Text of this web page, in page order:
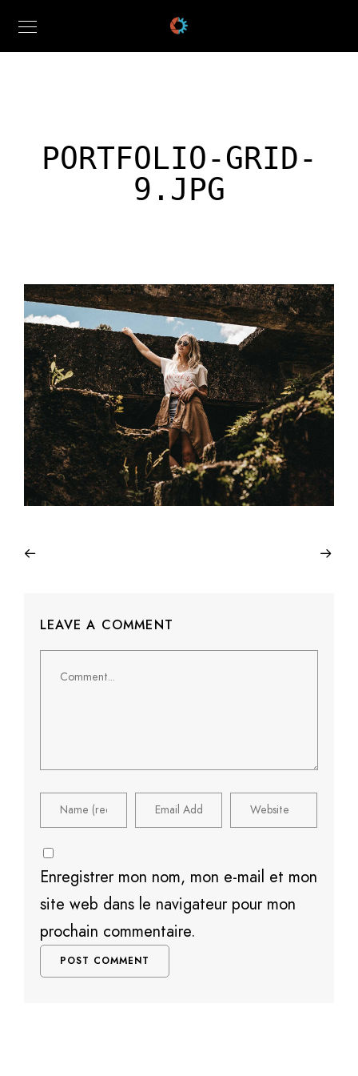
PORTFOLIO-GRID-
9.JPG
LEAVE A COMMENT
Enregistrer mon nom, mon e-mail et mon
site web dans le navigateur pour mon
prochain commentaire.